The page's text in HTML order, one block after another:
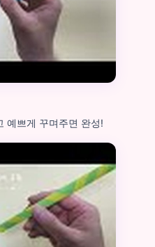
예쁘게 꾸며주면 완성!